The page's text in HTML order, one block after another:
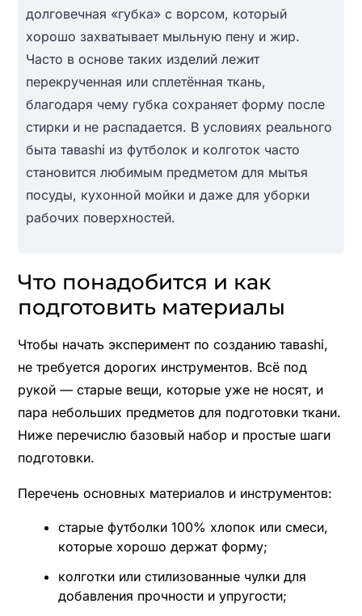
долговечная «губка» с ворсом, который
хорошо захватывает мыльную пену и жир.
Часто в основе таких изделий лежит
перекрученная или сплетённая ткань,
благодаря чему губка сохраняет форму после
стирки и не распадается. В условиях реального
быта тавashi из футболок и колготок часто
становится любимым предметом для мытья
посуды, кухонной мойки и даже для уборки
рабочих поверхностей.
Что понадобится и как
подготовить материалы
Чтобы начать эксперимент по созданию тавashi,
не требуется дорогих инструментов. Всё под
рукой — старые вещи, которые уже не носят, и
пара небольших предметов для подготовки ткани.
Ниже перечислю базовый набор и простые шаги
подготовки.
Перечень основных материалов и инструментов:
старые футболки 100% хлопок или смеси,
которые хорошо держат форму;
колготки или стилизованные чулки для
добавления прочности и упругости;